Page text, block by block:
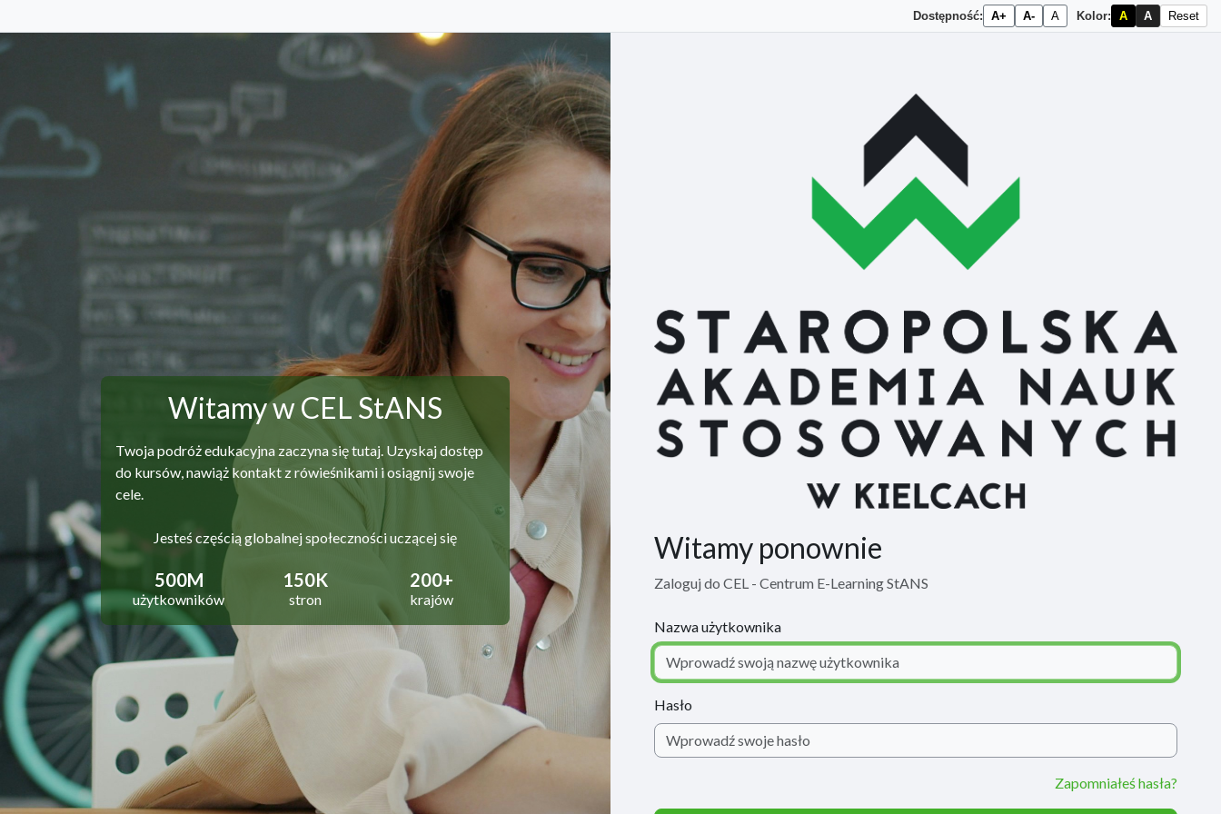
Dostępność: A+ A- A Kolor: A A Reset
Przejdź do głównej zawartości
Witamy w CEL StANS
Twoja podróż edukacyjna zaczyna się tutaj. Uzyskaj dostęp
do kursów, nawiąż kontakt z rówieśnikami i osiągnij swoje
cele.
Jesteś częścią globalnej społeczności uczącej się
500M
użytkowników
150K
stron
200+
krajów
Witamy ponownie
Zaloguj do CEL - Centrum E-Learning StANS
Nazwa użytkownika
Hasło
Zapomniałeś hasła?